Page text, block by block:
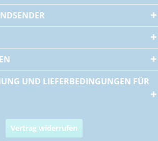
UND LIEFERBEDINGUNGEN FÜR
Vertrag widerrufen